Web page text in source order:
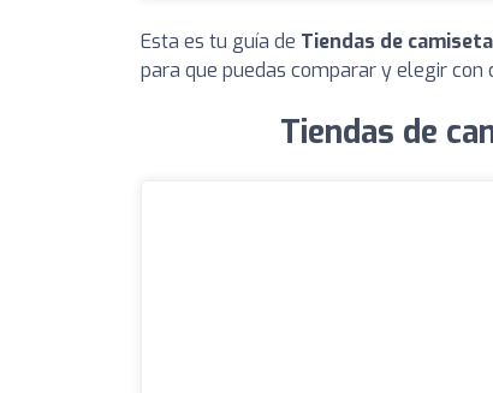
Esta es tu guía de Tiendas de
para que puedas comparar y elegir con
Tiendas de